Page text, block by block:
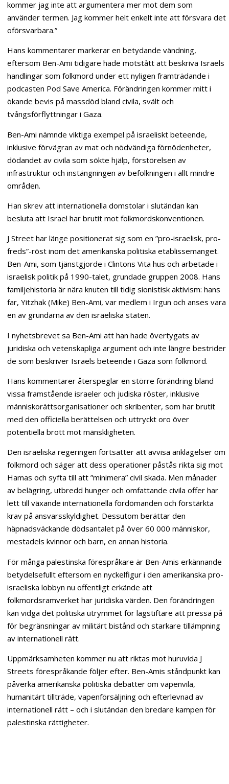
kommer jag inte att argumentera mer mot dem som
använder termen. Jag kommer helt enkelt inte att försvara det
oförsvarbara.”
Hans kommentarer markerar en betydande vändning,
eftersom Ben-Ami tidigare hade motstått att beskriva Israels
handlingar som folkmord under ett nyligen framträdande i
podcasten Pod Save America. Förändringen kommer mitt i
ökande bevis på massdöd bland civila, svält och
tvångsförflyttningar i Gaza.
Ben-Ami nämnde viktiga exempel på israeliskt beteende,
inklusive förvägran av mat och nödvändiga förnödenheter,
dödandet av civila som sökte hjälp, förstörelsen av
infrastruktur och instängningen av befolkningen i allt mindre
områden.
Han skrev att internationella domstolar i slutändan kan
besluta att Israel har brutit mot folkmordskonventionen.
J Street har länge positionerat sig som en ”pro-israelisk, pro-
freds”-röst inom det amerikanska politiska etablissemanget.
Ben-Ami, som tjänstgjorde i Clintons Vita hus och arbetade i
israelisk politik på 1990-talet, grundade gruppen 2008. Hans
familjehistoria är nära knuten till tidig sionistisk aktivism: hans
far, Yitzhak (Mike) Ben-Ami, var medlem i Irgun och anses vara
en av grundarna av den israeliska staten.
I nyhetsbrevet sa Ben-Ami att han hade övertygats av
juridiska och vetenskapliga argument och inte längre bestrider
de som beskriver Israels beteende i Gaza som folkmord.
Hans kommentarer återspeglar en större förändring bland
vissa framstående israeler och judiska röster, inklusive
människorättsorganisationer och skribenter, som har brutit
med den officiella berättelsen och uttryckt oro över
potentiella brott mot mänskligheten.
Den israeliska regeringen fortsätter att avvisa anklagelser om
folkmord och säger att dess operationer påstås rikta sig mot
Hamas och syfta till att ”minimera” civil skada. Men månader
av belägring, utbredd hunger och omfattande civila offer har
lett till växande internationella fördömanden och förstärkta
krav på ansvarsskyldighet. Dessutom berättar den
häpnadsväckande dödsantalet på över 60 000 människor,
mestadels kvinnor och barn, en annan historia.
För många palestinska förespråkare är Ben-Amis erkännande
betydelsefullt eftersom en nyckelfigur i den amerikanska pro-
israeliska lobbyn nu offentligt erkände att
folkmordsramverket har juridiska värden. Den förändringen
kan vidga det politiska utrymmet för lagstiftare att pressa på
för begränsningar av militärt bistånd och starkare tillämpning
av internationell rätt.
Uppmärksamheten kommer nu att riktas mot huruvida J
Streets förespråkande följer efter. Ben-Amis ståndpunkt kan
påverka amerikanska politiska debatter om vapenvila,
humanitärt tillträde, vapenförsäljning och efterlevnad av
internationell rätt – och i slutändan den bredare kampen för
palestinska rättigheter.